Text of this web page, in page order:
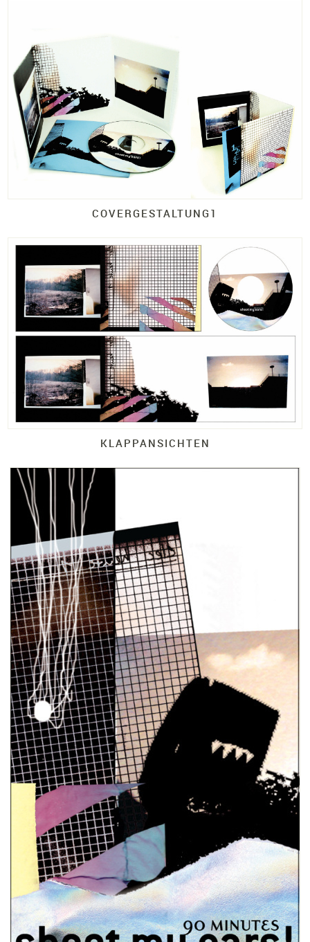
COVERGESTALTUNG1
KLAPPANSICHTEN